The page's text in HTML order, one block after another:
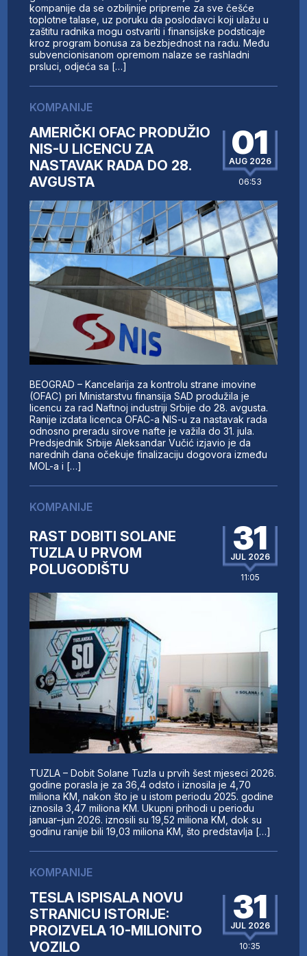
kompanije da se ozbiljnije pripreme za sve češće
toplotne talase, uz poruku da poslodavci koji ulažu u
zaštitu radnika mogu ostvariti i finansijske podsticaje
kroz program bonusa za bezbjednost na radu. Među
subvencionisanom opremom nalaze se rashladni
prsluci, odjeća sa […]
KOMPANIJE
AMERIČKI OFAC PRODUŽIO
NIS-U LICENCU ZA
NASTAVAK RADA DO 28.
AVGUSTA
01
AUG 2026
06:53
BEOGRAD – Kancelarija za kontrolu strane imovine
(OFAC) pri Ministarstvu finansija SAD produžila je
licencu za rad Naftnoj industriji Srbije do 28. avgusta.
Ranije izdata licenca OFAC-a NIS-u za nastavak rada
odnosno preradu sirove nafte je važila do 31. jula.
Predsjednik Srbije Aleksandar Vučić izjavio je da
narednih dana očekuje finalizaciju dogovora između
MOL-a i […]
KOMPANIJE
RAST DOBITI SOLANE
TUZLA U PRVOM
POLUGODIŠTU
31
JUL 2026
11:05
TUZLA – Dobit Solane Tuzla u prvih šest mjeseci 2026.
godine porasla je za 36,4 odsto i iznosila je 4,70
miliona KM, nakon što je u istom periodu 2025. godine
iznosila 3,47 miliona KM. Ukupni prihodi u periodu
januar–jun 2026. iznosili su 19,52 miliona KM, dok su
godinu ranije bili 19,03 miliona KM, što predstavlja […]
KOMPANIJE
TESLA ISPISALA NOVU
STRANICU ISTORIJE:
PROIZVELA 10-MILIONITO
VOZILO
31
JUL 2026
10:35